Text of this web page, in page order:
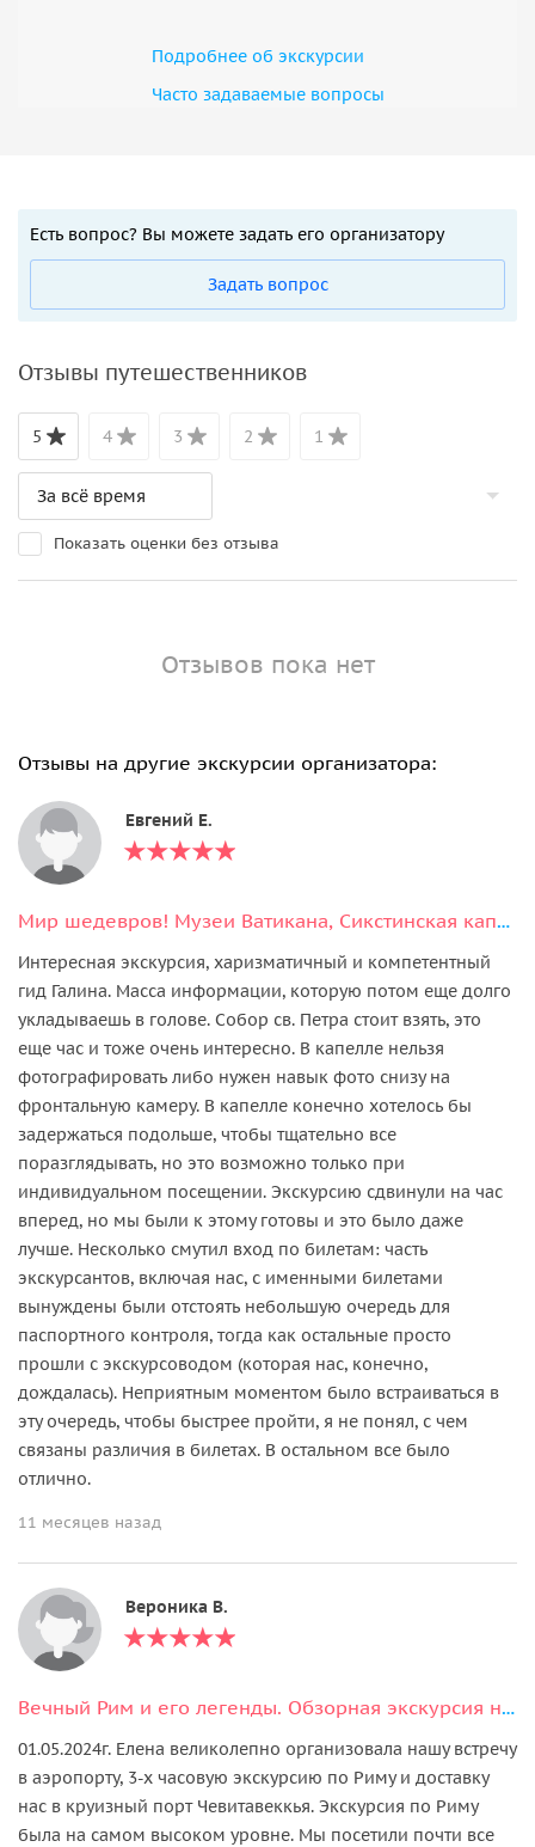
Подробнее об экскурсии
Часто задаваемые вопросы
Есть вопрос? Вы можете задать его организатору
Задать вопрос
Отзывы путешественников
5 4 3 2 1
Показать оценки без отзыва
Отзывов пока нет
Отзывы на другие экскурсии организатора:
Евгений Е.
Мир шедевров! Музеи Ватикана, Сикстинская капелла/ без очереди
Интересная экскурсия, харизматичный и компетентный
гид Галина. Масса информации, которую потом еще долго
укладываешь в голове. Собор св. Петра стоит взять, это
еще час и тоже очень интересно. В капелле нельзя
фотографировать либо нужен навык фото снизу на
фронтальную камеру. В капелле конечно хотелось бы
задержаться подольше, чтобы тщательно все
поразглядывать, но это возможно только при
индивидуальном посещении. Экскурсию сдвинули на час
вперед, но мы были к этому готовы и это было даже
лучше. Несколько смутил вход по билетам: часть
экскурсантов, включая нас, с именными билетами
вынуждены были отстоять небольшую очередь для
паспортного контроля, тогда как остальные просто
прошли с экскурсоводом (которая нас, конечно,
дождалась). Неприятным моментом было встраиваться в
эту очередь, чтобы быстрее пройти, я не понял, с чем
связаны различия в билетах. В остальном все было
отлично.
11 месяцев назад
Вероника В.
Вечный Рим и его легенды. Обзорная экскурсия на автомобиле.
01.05.2024г. Елена великолепно организовала нашу встречу
в аэропорту, 3-х часовую экскурсию по Риму и доставку
нас в круизный порт Чевитавеккья. Экскурсия по Риму
была на самом высоком уровне. Мы посетили почти все